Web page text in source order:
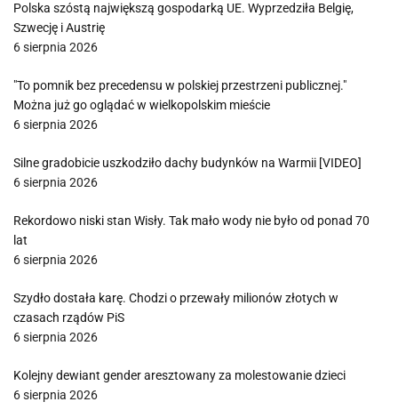
Polska szóstą największą gospodarką UE. Wyprzedziła Belgię,
Szwecję i Austrię
6 sierpnia 2026
"To pomnik bez precedensu w polskiej przestrzeni publicznej."
Można już go oglądać w wielkopolskim mieście
6 sierpnia 2026
Silne gradobicie uszkodziło dachy budynków na Warmii [VIDEO]
6 sierpnia 2026
Rekordowo niski stan Wisły. Tak mało wody nie było od ponad 70
lat
6 sierpnia 2026
Szydło dostała karę. Chodzi o przewały milionów złotych w
czasach rządów PiS
6 sierpnia 2026
Kolejny dewiant gender aresztowany za molestowanie dzieci
6 sierpnia 2026